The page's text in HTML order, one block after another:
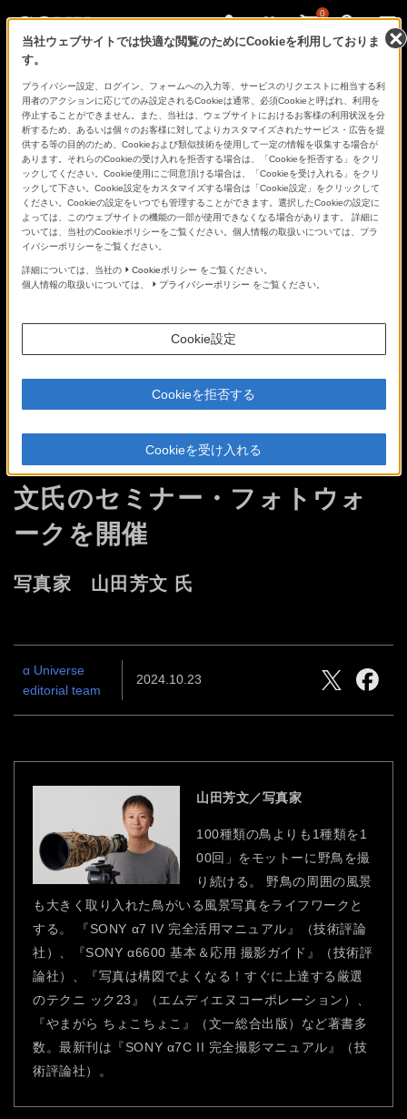
0
あ、
見
た
こ
と
の
な
い
世
界
へ。
α
Universe
ジャパンバードフェスティバ
ル2024会場にて 写真家 山田芳
文氏のセミナー・フォトウォ
ークを開催
写真家 山田芳文 氏
α Universe
editorial team
2024.10.23
山田芳文／写真家
100種類の鳥よりも1種類を1
00回」をモットーに野鳥を撮
り続ける。 野鳥の周囲の風景
も大きく取り入れた鳥がいる風景写真をライフワークと
する。 『SONY α7 IV 完全活用マニュアル』（技術評論
社）、『SONY α6600 基本＆応用 撮影ガイド』（技術評
論社）、『写真は構図でよくなる！すぐに上達する厳選
のテクニ ック23』（エムディエヌコーポレーション）、
『やまがら ちょこちょこ』（文一総合出版）など著書多
数。最新刊は『SONY α7C II 完全撮影マニュアル』（技
術評論社）。
当社ウェブサイトでは快適な閲覧のためにCookieを利用しておりま
す。
プライバシー設定、ログイン、フォームへの入力等、サービスのリクエストに相当する利
用者のアクションに応じてのみ設定されるCookieは通常、必須Cookieと呼ばれ、利用を
停止することができません。また、当社は、ウェブサイトにおけるお客様の利用状況を分
析するため、あるいは個々のお客様に対してよりカスタマイズされたサービス・広告を提
供する等の目的のため、Cookieおよび類似技術を使用して一定の情報を収集する場合が
あります。それらのCookieの受け入れを拒否する場合は、「Cookieを拒否する」をクリ
ックしてください。Cookie使用にご同意頂ける場合は、「Cookieを受け入れる」をクリ
ックして下さい。Cookie設定をカスタマイズする場合は「Cookie設定」をクリックして
ください。Cookieの設定をいつでも管理することができます。選択したCookieの設定に
よっては、このウェブサイトの機能の一部が使用できなくなる場合があります。 詳細に
ついては、当社のCookieポリシーをご覧ください。個人情報の取扱いについては、プラ
イバシーポリシーをご覧ください。
詳細については、当社の Cookieポリシー をご覧ください。
個人情報の取扱いについては、
プライバシーポリシー をご覧ください。
Cookie設定
Cookieを拒否する
Cookieを受け入れる